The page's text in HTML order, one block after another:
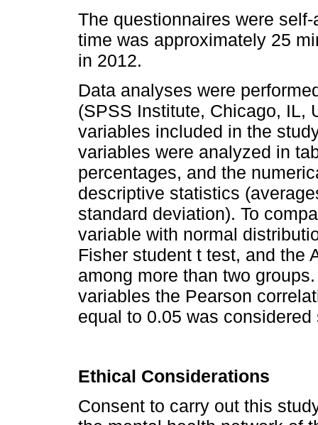
The questionnaires were
time was approximately 25
in 2012.
Data analyses were
(SPSS Institute, Chicago, IL,
variables included in the
variables were analyzed in
percentages, and the
descriptive statistics
standard deviation). To
variable with normal
Fisher student t test, and the
among more than two
variables the Pearson
equal to 0.05 was
Ethical Considerations
Consent to carry out this